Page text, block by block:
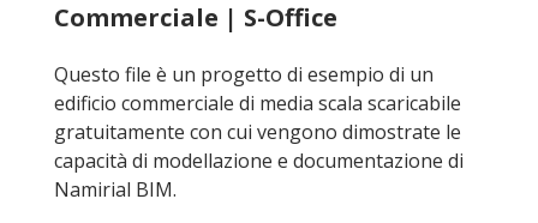
Commerciale | S-Office
Questo file è un progetto di esempio di un
edificio commerciale di media scala scaricabile
gratuitamente con cui vengono dimostrate le
capacità di modellazione e documentazione di
Namirial BIM.